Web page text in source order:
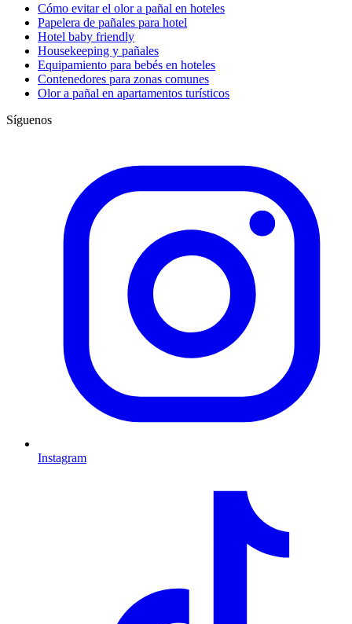
Cómo evitar el olor a pañal en hoteles
Papelera de pañales para hotel
Hotel baby friendly
Housekeeping y pañales
Equipamiento para bebés en hoteles
Contenedores para zonas comunes
Olor a pañal en apartamentos turísticos
Síguenos
Instagram